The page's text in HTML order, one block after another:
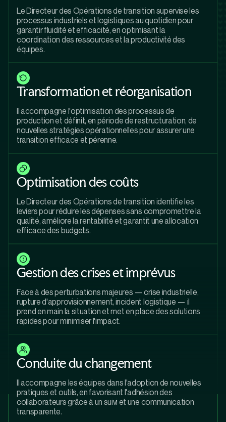
Le Directeur des Opérations de transition supervise les
processus industriels et logistiques au quotidien pour
garantir fluidité et efficacité, en optimisant la
coordination des ressources et la productivité des
équipes.
Transformation et réorganisation
Il accompagne l'optimisation des processus de
production et définit, en période de restructuration, de
nouvelles stratégies opérationnelles pour assurer une
transition efficace et pérenne.
Optimisation des coûts
Le Directeur des Opérations de transition identifie les
leviers pour réduire les dépenses sans compromettre la
qualité, améliore la rentabilité et garantit une allocation
efficace des budgets.
Gestion des crises et imprévus
Face à des perturbations majeures — crise industrielle,
rupture d'approvisionnement, incident logistique — il
prend en main la situation et met en place des solutions
rapides pour minimiser l'impact.
Conduite du changement
Il accompagne les équipes dans l'adoption de nouvelles
pratiques et outils, en favorisant l'adhésion des
collaborateurs grâce à un suivi et une communication
transparente.